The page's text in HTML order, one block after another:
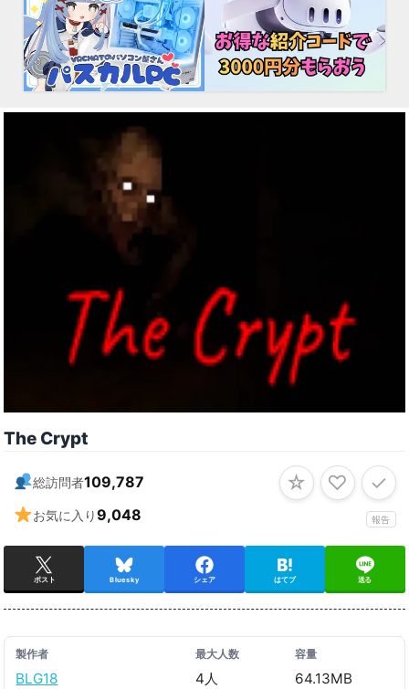
The Crypt
総訪問者109,787
お気に入り9,048 報告
☆ ♡ ✓
ポスト Bluesky シェア はてブ 送る
製作者
BLG18
最大人数
4人
容量
64.13MB